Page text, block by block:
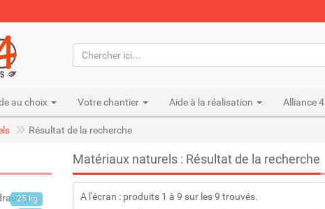
au choix Votre chantier Aide à la réalisation Alliance 4
Résultat de la recherche
25 kg
Matériaux naturels : Résultat de la recherche
A l'écran : produits 1 à 9 sur les 9 trouvés.